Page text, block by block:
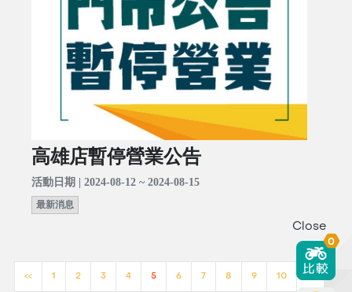
高雄店暫停營業公告
活動日期 | 2024-08-12 ~ 2024-08-15
最新消息
<< 1 2 3 4 5 6 7 8 9 10 >>
Close
0